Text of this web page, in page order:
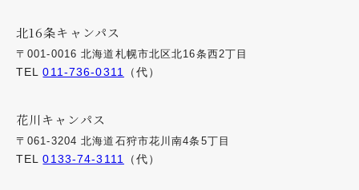
北16条キャンパス
〒001-0016 北海道札幌市北区北16条西2丁目
TEL011-736-0311 （代）
花川キャンパス
〒061-3204 北海道石狩市花川南4条5丁目
TEL0133-74-3111 （代）